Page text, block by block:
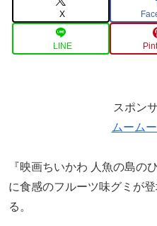
X
LINE
スポン
ムーム
『映画ちいかわ 人魚の島の
に食感のフルーツ味グミが
る。